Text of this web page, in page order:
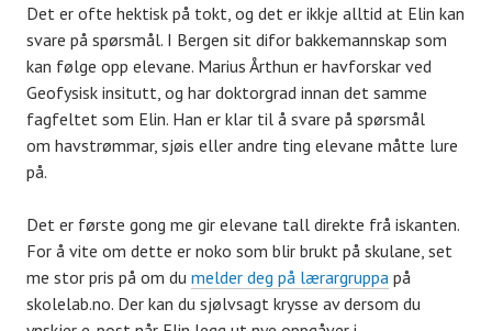
Det er ofte hektisk på tokt, og det er ikkje alltid at Elin kan
svare på spørsmål. I Bergen sit difor bakkemannskap som
kan følge opp elevane. Marius Årthun er havforskar ved
Geofysisk insitutt, og har doktorgrad innan det samme
fagfeltet som Elin. Han er klar til å svare på spørsmål
om havstrømmar, sjøis eller andre ting elevane måtte lure
på.
Det er første gong me gir elevane tall direkte frå iskanten.
For å vite om dette er noko som blir brukt på skulane, set
me stor pris på om du melder deg på lærargruppa på
skolelab.no. Der kan du sjølvsagt krysse av dersom du